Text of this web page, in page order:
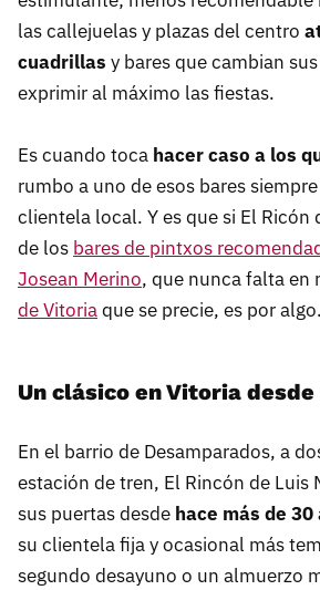
las callejuelas y plazas del centro
cuadrillas y bares que cambian
exprimir al máximo las fiestas.
Es cuando toca hacer caso a los
rumbo a uno de esos bares
clientela local. Y es que si El Ricón
de los bares de pintxos
Josean Merino, que nunca falta en
de Vitoriaque se precie, es por algo.
Un clásico en Vitoria desde
En el barrio de Desamparados, a
estación de tren, El Rincón de Luis
sus puertas desde hace más de 30
su clientela fija y ocasional más
segundo desayuno o un almuerzo